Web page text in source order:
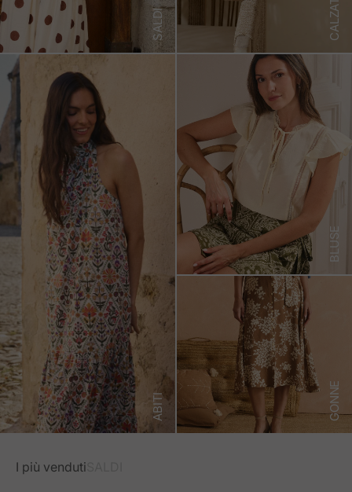
SALDI
ABITI
BLUSE
GONNE
I più venduti